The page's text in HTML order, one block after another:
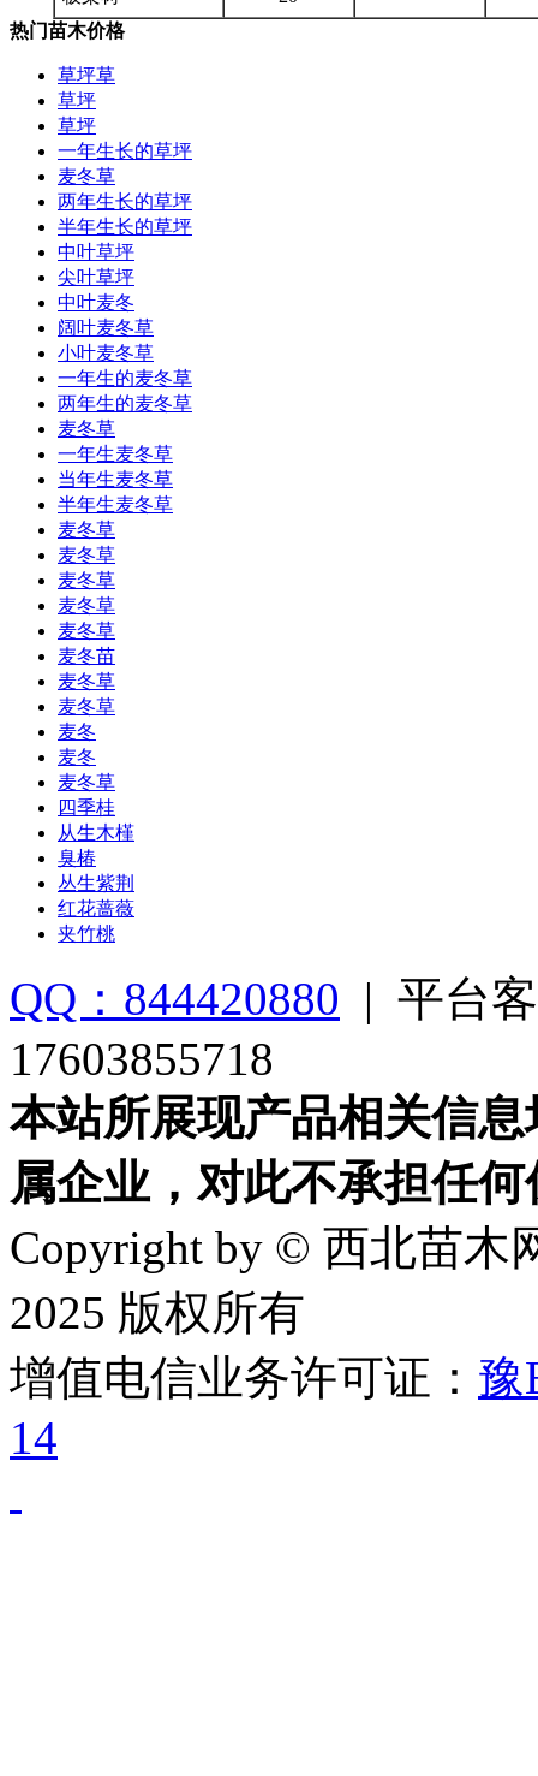
热门苗木价格
草坪草
草坪
草坪
一年生长的草坪
麦冬草
两年生长的草坪
半年生长的草坪
中叶草坪
尖叶草坪
中叶麦冬
阔叶麦冬草
小叶麦冬草
一年生的麦冬草
两年生的麦冬草
麦冬草
一年生麦冬草
当年生麦冬草
半年生麦冬草
麦冬草
麦冬草
麦冬草
麦冬草
麦冬草
麦冬苗
麦冬草
麦冬草
麦冬
麦冬
麦冬草
四季桂
从生木槿
臭椿
丛生紫荆
红花蔷薇
夹竹桃
QQ：844420880 | 平台
17603855718
本站所展现产品相关信
属企业，对此不承担任
Copyright by © 西北苗木
2025 版权所有
增值电信业务许可证： 豫
14